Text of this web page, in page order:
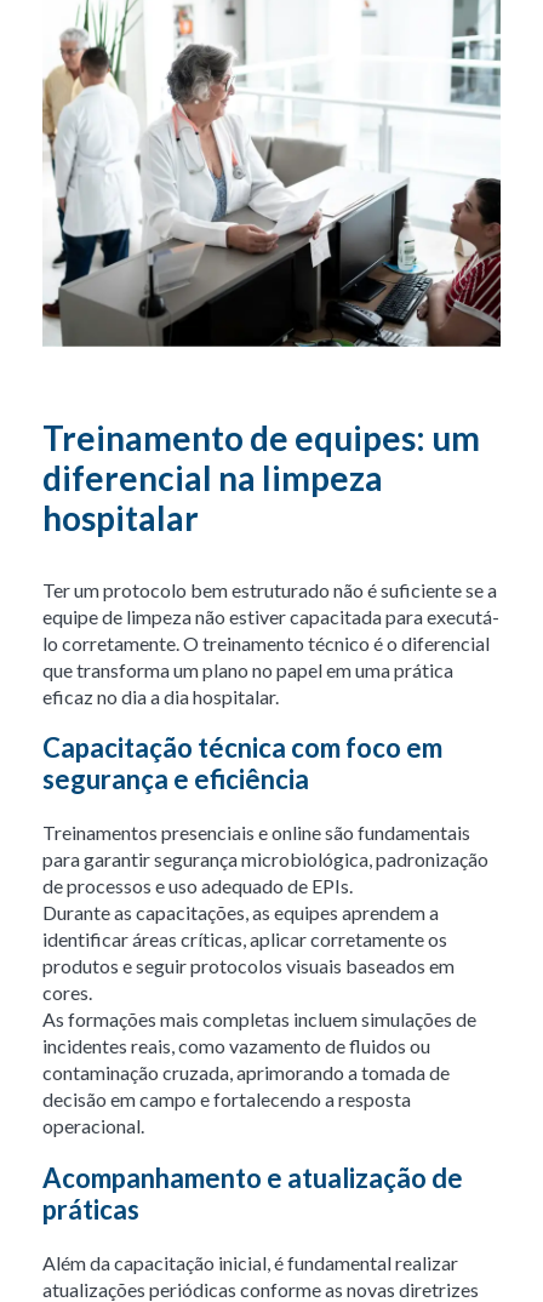
Treinamento de equipes: um
diferencial na limpeza
hospitalar
Ter um protocolo bem estruturado não é suficiente se a
equipe de limpeza não estiver capacitada para executá-
lo corretamente. O treinamento técnico é o diferencial
que transforma um plano no papel em uma prática
eficaz no dia a dia hospitalar.
Capacitação técnica com foco em
segurança e eficiência
Treinamentos presenciais e online são fundamentais
para garantir segurança microbiológica, padronização
de processos e uso adequado de EPIs.
Durante as capacitações, as equipes aprendem a
identificar áreas críticas, aplicar corretamente os
produtos e seguir protocolos visuais baseados em
cores.
As formações mais completas incluem simulações de
incidentes reais, como vazamento de fluidos ou
contaminação cruzada, aprimorando a tomada de
decisão em campo e fortalecendo a resposta
operacional.
Acompanhamento e atualização de
práticas
Além da capacitação inicial, é fundamental realizar
atualizações periódicas conforme as novas diretrizes